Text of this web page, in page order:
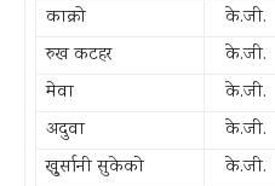
काक्रो
के.जी.
रुख कटहर
के.जी.
मेवा
के.जी.
अदुवा
के.जी.
खु्र्सानी सुकेको
के.जी.